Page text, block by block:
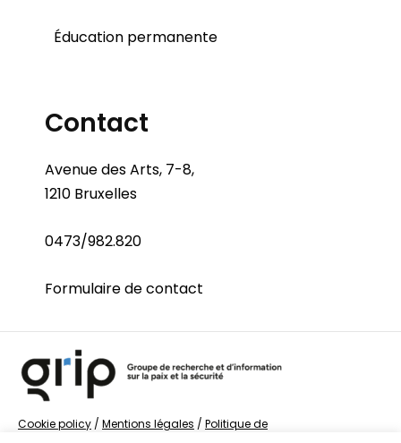
Éducation permanente
Contact
Avenue des Arts, 7-8,
1210 Bruxelles
0473/982.820
Formulaire de contact
Cookie policy / Mentions légales / Politique de